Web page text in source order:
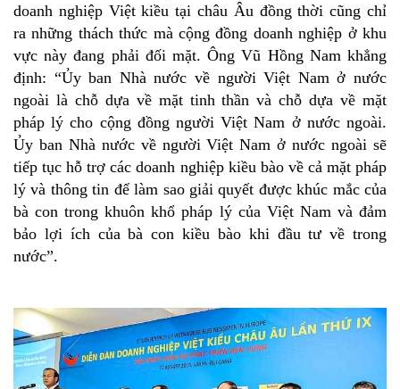
doanh nghiệp Việt kiều tại châu Âu đồng thời cũng chỉ
ra những thách thức mà cộng đồng doanh nghiệp ở khu
vực này đang phải đối mặt. Ông Vũ Hồng Nam khẳng
định: “Ủy ban Nhà nước về người Việt Nam ở nước
ngoài là chỗ dựa về mặt tinh thần và chỗ dựa về mặt
pháp lý cho cộng đồng người Việt Nam ở nước ngoài.
Ủy ban Nhà nước về người Việt Nam ở nước ngoài sẽ
tiếp tục hỗ trợ các doanh nghiệp kiều bào về cả mặt pháp
lý và thông tin để làm sao giải quyết được khúc mắc của
bà con trong khuôn khổ pháp lý của Việt Nam và đảm
bảo lợi ích của bà con kiều bào khi đầu tư về trong
nước”.